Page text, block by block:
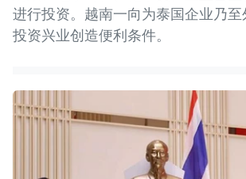
进行投资。越南一向为泰国企业乃
投资兴业创造便利条件。